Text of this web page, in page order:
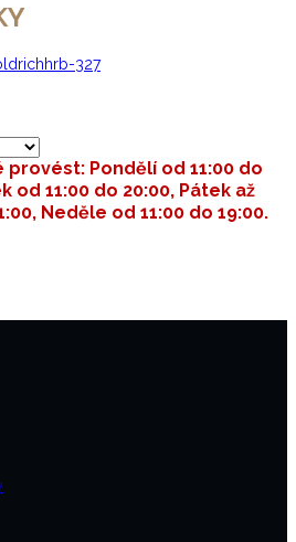
provést: Pondělí od 11:00 do
od 11:00 do 20:00, Pátek až
Neděle od 11:00 do 19:00.